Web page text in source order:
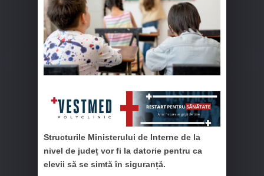
Structurile Ministerului de Interne de la
nivel de județ vor fi la datorie pentru ca
elevii să se simtă în siguranță.